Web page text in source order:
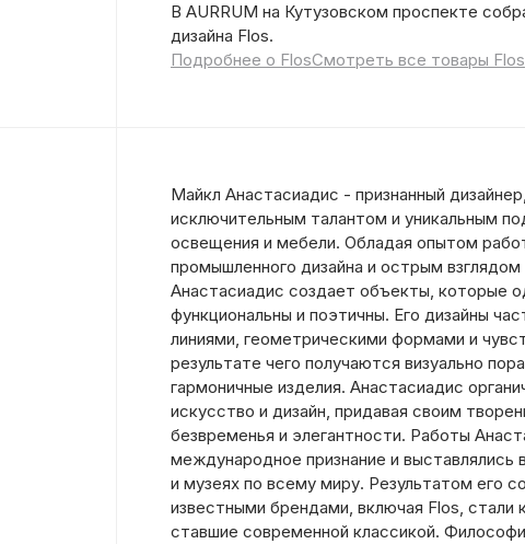
В AURRUM на Кутузовском проспекте
дизайна Flos.
Подробнее о FlosСмотреть все товары Flos
Майкл Анастасиадис - признанный
исключительным талантом и уникальным
освещения и мебели. Обладая опытом
промышленного дизайна и острым
Анастасиадис создает объекты, которые
функциональны и поэтичны. Его дизайны
линиями, геометрическими формами и
результате чего получаются визуально
гармоничные изделия. Анастасиадис
искусство и дизайн, придавая своим
безвременья и элегантности. Работы
международное признание и выставлялись
и музеях по всему миру. Результатом его
известными брендами, включая Flos, стали
ставшие современной классикой.